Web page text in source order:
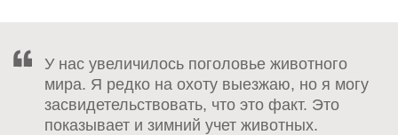
У нас увеличилось поголовье животного
мира. Я редко на охоту выезжаю, но я могу
засвидетельствовать, что это факт. Это
показывает и зимний учет животных.